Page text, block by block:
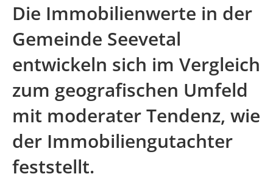
Die Immobilienwerte in der
Gemeinde Seevetal
entwickeln sich im Vergleich
zum geografischen Umfeld
mit moderater Tendenz, wie
der Immobiliengutachter
feststellt.